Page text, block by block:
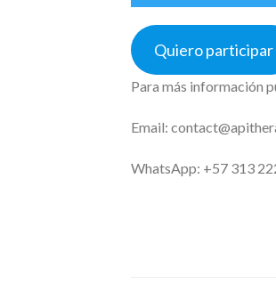
Quiero participar
Para más información
Email:
WhatsApp: +57 313